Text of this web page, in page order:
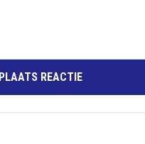
PLAATS REACTIE